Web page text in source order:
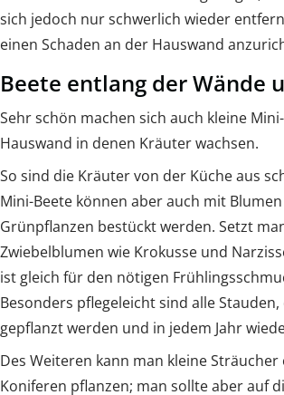
sich jedoch nur schwerlich wieder
einen Schaden an der Hauswand
Beete entlang der Wände
Sehr schön machen sich auch kleine
Hauswand in denen Kräuter wachsen.
So sind die Kräuter von der Küche aus
Mini-Beete können aber auch mit
Grünpflanzen bestückt werden. Setzt
Zwiebelblumen wie Krokusse und
ist gleich für den nötigen
Besonders pflegeleicht sind alle
gepflanzt werden und in jedem Jahr
Des Weiteren kann man kleine
Koniferen pflanzen; man sollte aber auf